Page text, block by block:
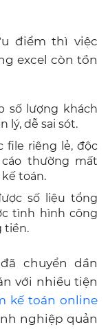
điểm thì việc
excel còn tồn
số lượng khách
lý, dễ sai sót.
file riêng lẻ, độc
thường mất
toán.
số liệu tổng
tình hình công
tiền.
chuyển dần
với nhiều tiện
kế toán online
nghiệp quản